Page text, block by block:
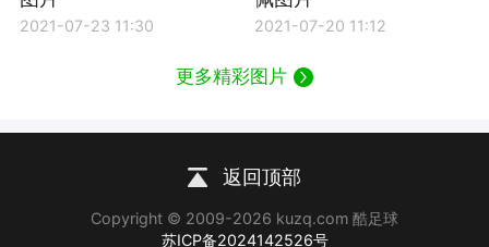
2021-07-23 11:30 2021-07-20 11:12
更多精彩图片
返回顶部
Copyright © 2009-2026 kuzq.com 酷足球
苏ICP备2024142526号